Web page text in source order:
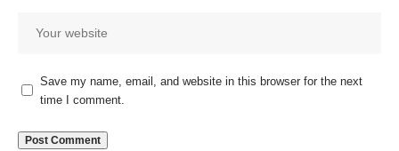
Save my name, email, and website in this browser for the next
time I comment.